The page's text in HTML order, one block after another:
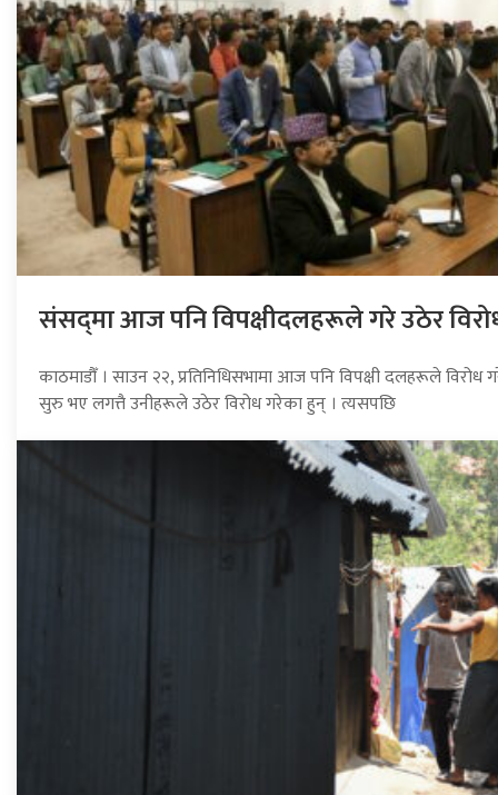
संसद्‍मा आज पनि विपक्षीदलहरूले गरे उठेर
काठमाडौँ । साउन २२, प्रतिनिधिसभामा आज पनि विपक्षी दलहरूले
सुरु भए लगत्तै उनीहरूले उठेर विरोध गरेका हुन् । त्यसपछि